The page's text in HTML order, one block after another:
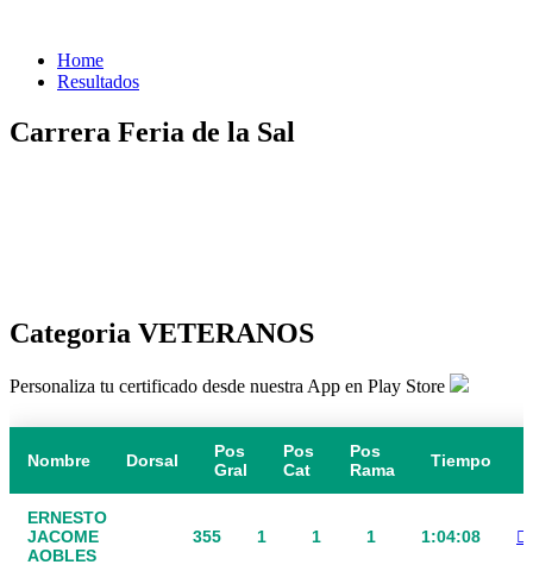
Home
Resultados
Carrera Feria de la Sal
Categoria VETERANOS
Personaliza tu certificado desde nuestra App en Play Store
Nombre Dorsal
Pos
Gral
Pos
Cat
Pos
Rama
Tiempo
ERNESTO
JACOME
AOBLES
355 1 1 1 1:04:08